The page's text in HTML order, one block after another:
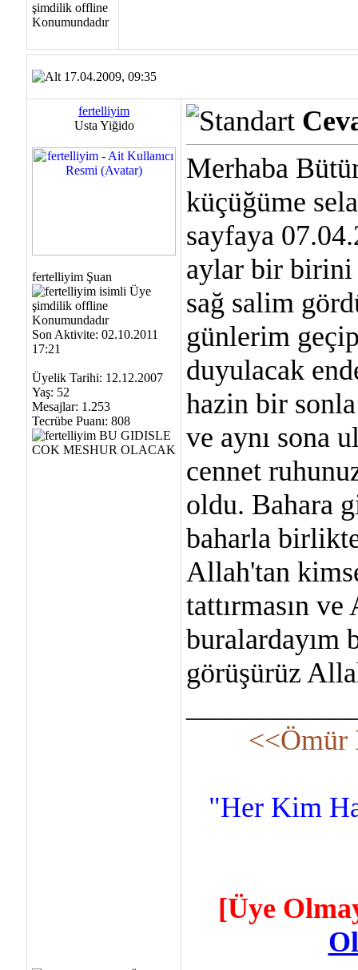
17.04.2009, 09:35
fertelliyim
Usta Yiğido
fertelliyim Şuan
Son Aktivite: 02.10.2011
17:21
Üyelik Tarihi: 12.12.2007
Yaş: 52
Mesajlar: 1.253
Tecrübe Puanı: 808
Merhaba
küçüğüme
sayfaya
aylar bir birini
sağ salim
günlerim
duyulacak
hazin bir
ve aynı sona
cennet
oldu. Bahara
baharla
Allah'tan
tattırmasın
buralardayım
görüşürüz
<<Ömür
"Her Kim
[Üye